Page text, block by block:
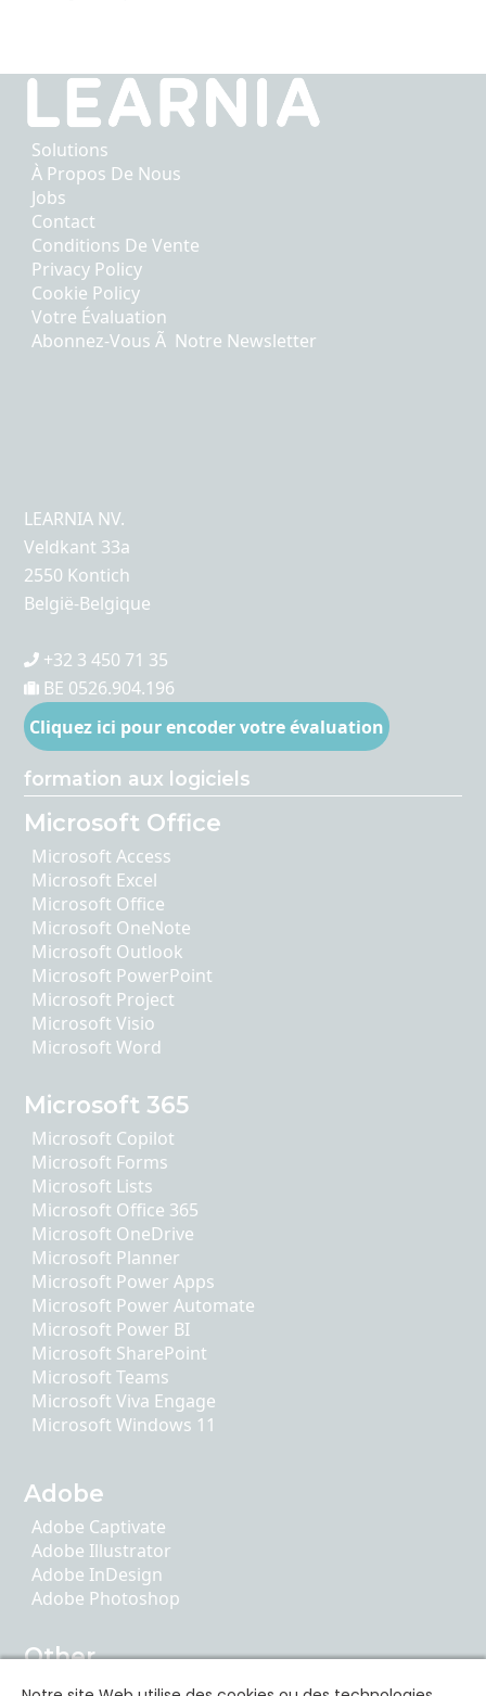
Solutions
À Propos De Nous
Jobs
Contact
Conditions De Vente
Privacy Policy
Cookie Policy
Votre Évaluation
Abonnez-Vous Ã Notre Newsletter
LEARNIA NV.
Veldkant 33a
2550 Kontich
België-Belgique
+32 3 450 71 35
BE 0526.904.196
Cliquez ici pour encoder votre évaluation
formation aux logiciels
Microsoft Office
Microsoft Access
Microsoft Excel
Microsoft Office
Microsoft OneNote
Microsoft Outlook
Microsoft PowerPoint
Microsoft Project
Microsoft Visio
Microsoft Word
Microsoft 365
Microsoft Copilot
Microsoft Forms
Microsoft Lists
Microsoft Office 365
Microsoft OneDrive
Microsoft Planner
Microsoft Power Apps
Microsoft Power Automate
Microsoft Power BI
Microsoft SharePoint
Microsoft Teams
Microsoft Viva Engage
Microsoft Windows 11
Adobe
Adobe Captivate
Adobe Illustrator
Adobe InDesign
Adobe Photoshop
Other
AI Literacy